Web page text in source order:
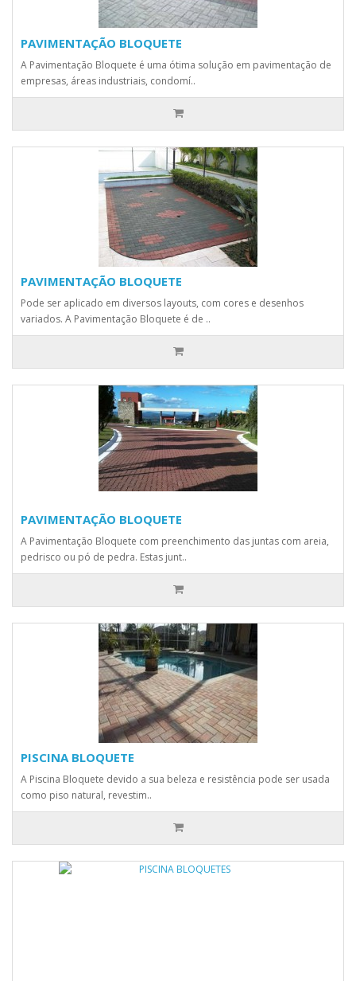
PAVIMENTAÇÃO BLOQUETE
A Pavimentação Bloquete é uma ótima solução em pavimentação de
empresas, áreas industriais, condomí..
PAVIMENTAÇÃO BLOQUETE
Pode ser aplicado em diversos layouts, com cores e desenhos
variados. A Pavimentação Bloquete é de ..
PAVIMENTAÇÃO BLOQUETE
A Pavimentação Bloquete com preenchimento das juntas com areia,
pedrisco ou pó de pedra. Estas junt..
PISCINA BLOQUETE
A Piscina Bloquete devido a sua beleza e resistência pode ser usada
como piso natural, revestim..